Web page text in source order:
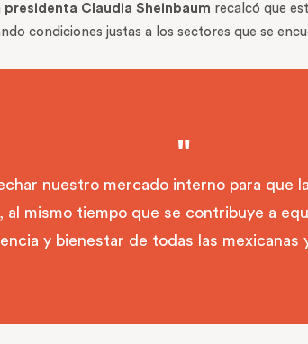
presidenta Claudia Sheinbaum recalcó que
condiciones justas a los sectores que se
nuestro mercado interno para que
al mismo tiempo que se contribuye a
y bienestar de todas las mexicanas